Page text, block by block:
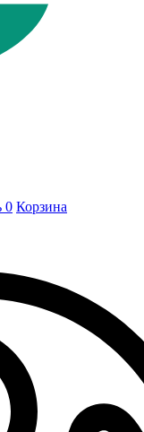
0 Корзина